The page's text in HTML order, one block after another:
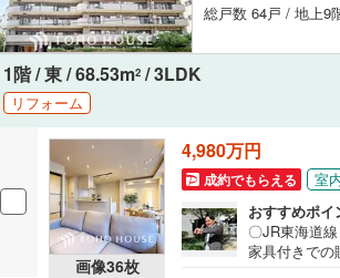
総戸数 64戸 / 地上9
1階 / 東 / 68.53m2 / 3LDK
リフォーム
画像36枚
4,980万円
成約でもらえる 室
おすすめポイ
〇JR東海道
家具付きでの